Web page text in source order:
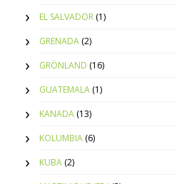
EL SALVADOR (1)
GRENADA (2)
GRÖNLAND (16)
GUATEMALA (1)
KANADA (13)
KOLUMBIA (6)
KUBA (2)